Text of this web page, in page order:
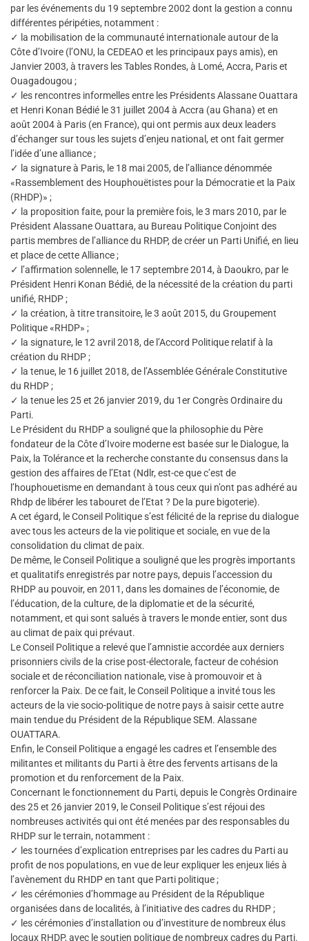
par les événements du 19 septembre 2002 dont la gestion a connu
différentes péripéties, notamment :
✓ la mobilisation de la communauté internationale autour de la
Côte d’Ivoire (l’ONU, la CEDEAO et les principaux pays amis), en
Janvier 2003, à travers les Tables Rondes, à Lomé, Accra, Paris et
Ouagadougou ;
✓ les rencontres informelles entre les Présidents Alassane Ouattara
et Henri Konan Bédié le 31 juillet 2004 à Accra (au Ghana) et en
août 2004 à Paris (en France), qui ont permis aux deux leaders
d’échanger sur tous les sujets d’enjeu national, et ont fait germer
l’idée d’une alliance ;
✓ la signature à Paris, le 18 mai 2005, de l’alliance dénommée
«Rassemblement des Houphouëtistes pour la Démocratie et la Paix
(RHDP)» ;
✓ la proposition faite, pour la première fois, le 3 mars 2010, par le
Président Alassane Ouattara, au Bureau Politique Conjoint des
partis membres de l’alliance du RHDP, de créer un Parti Unifié, en lieu
et place de cette Alliance ;
✓ l’affirmation solennelle, le 17 septembre 2014, à Daoukro, par le
Président Henri Konan Bédié, de la nécessité de la création du parti
unifié, RHDP ;
✓ la création, à titre transitoire, le 3 août 2015, du Groupement
Politique «RHDP» ;
✓ la signature, le 12 avril 2018, de l’Accord Politique relatif à la
création du RHDP ;
✓ la tenue, le 16 juillet 2018, de l’Assemblée Générale Constitutive
du RHDP ;
✓ la tenue les 25 et 26 janvier 2019, du 1er Congrès Ordinaire du
Parti.
Le Président du RHDP a souligné que la philosophie du Père
fondateur de la Côte d’Ivoire moderne est basée sur le Dialogue, la
Paix, la Tolérance et la recherche constante du consensus dans la
gestion des affaires de l’Etat (Ndlr, est-ce que c’est de
l’houphouetisme en demandant à tous ceux qui n’ont pas adhéré au
Rhdp de libérer les tabouret de l’Etat ? De la pure bigoterie).
A cet égard, le Conseil Politique s’est félicité de la reprise du dialogue
avec tous les acteurs de la vie politique et sociale, en vue de la
consolidation du climat de paix.
De même, le Conseil Politique a souligné que les progrès importants
et qualitatifs enregistrés par notre pays, depuis l’accession du
RHDP au pouvoir, en 2011, dans les domaines de l’économie, de
l’éducation, de la culture, de la diplomatie et de la sécurité,
notamment, et qui sont salués à travers le monde entier, sont dus
au climat de paix qui prévaut.
Le Conseil Politique a relevé que l’amnistie accordée aux derniers
prisonniers civils de la crise post-électorale, facteur de cohésion
sociale et de réconciliation nationale, vise à promouvoir et à
renforcer la Paix. De ce fait, le Conseil Politique a invité tous les
acteurs de la vie socio-politique de notre pays à saisir cette autre
main tendue du Président de la République SEM. Alassane
OUATTARA.
Enfin, le Conseil Politique a engagé les cadres et l’ensemble des
militantes et militants du Parti à être des fervents artisans de la
promotion et du renforcement de la Paix.
Concernant le fonctionnement du Parti, depuis le Congrès Ordinaire
des 25 et 26 janvier 2019, le Conseil Politique s’est réjoui des
nombreuses activités qui ont été menées par des responsables du
RHDP sur le terrain, notamment :
✓ les tournées d’explication entreprises par les cadres du Parti au
profit de nos populations, en vue de leur expliquer les enjeux liés à
l’avènement du RHDP en tant que Parti politique ;
✓ les cérémonies d’hommage au Président de la République
organisées dans de localités, à l’initiative des cadres du RHDP ;
✓ les cérémonies d’installation ou d’investiture de nombreux élus
locaux RHDP, avec le soutien politique de nombreux cadres du Parti.